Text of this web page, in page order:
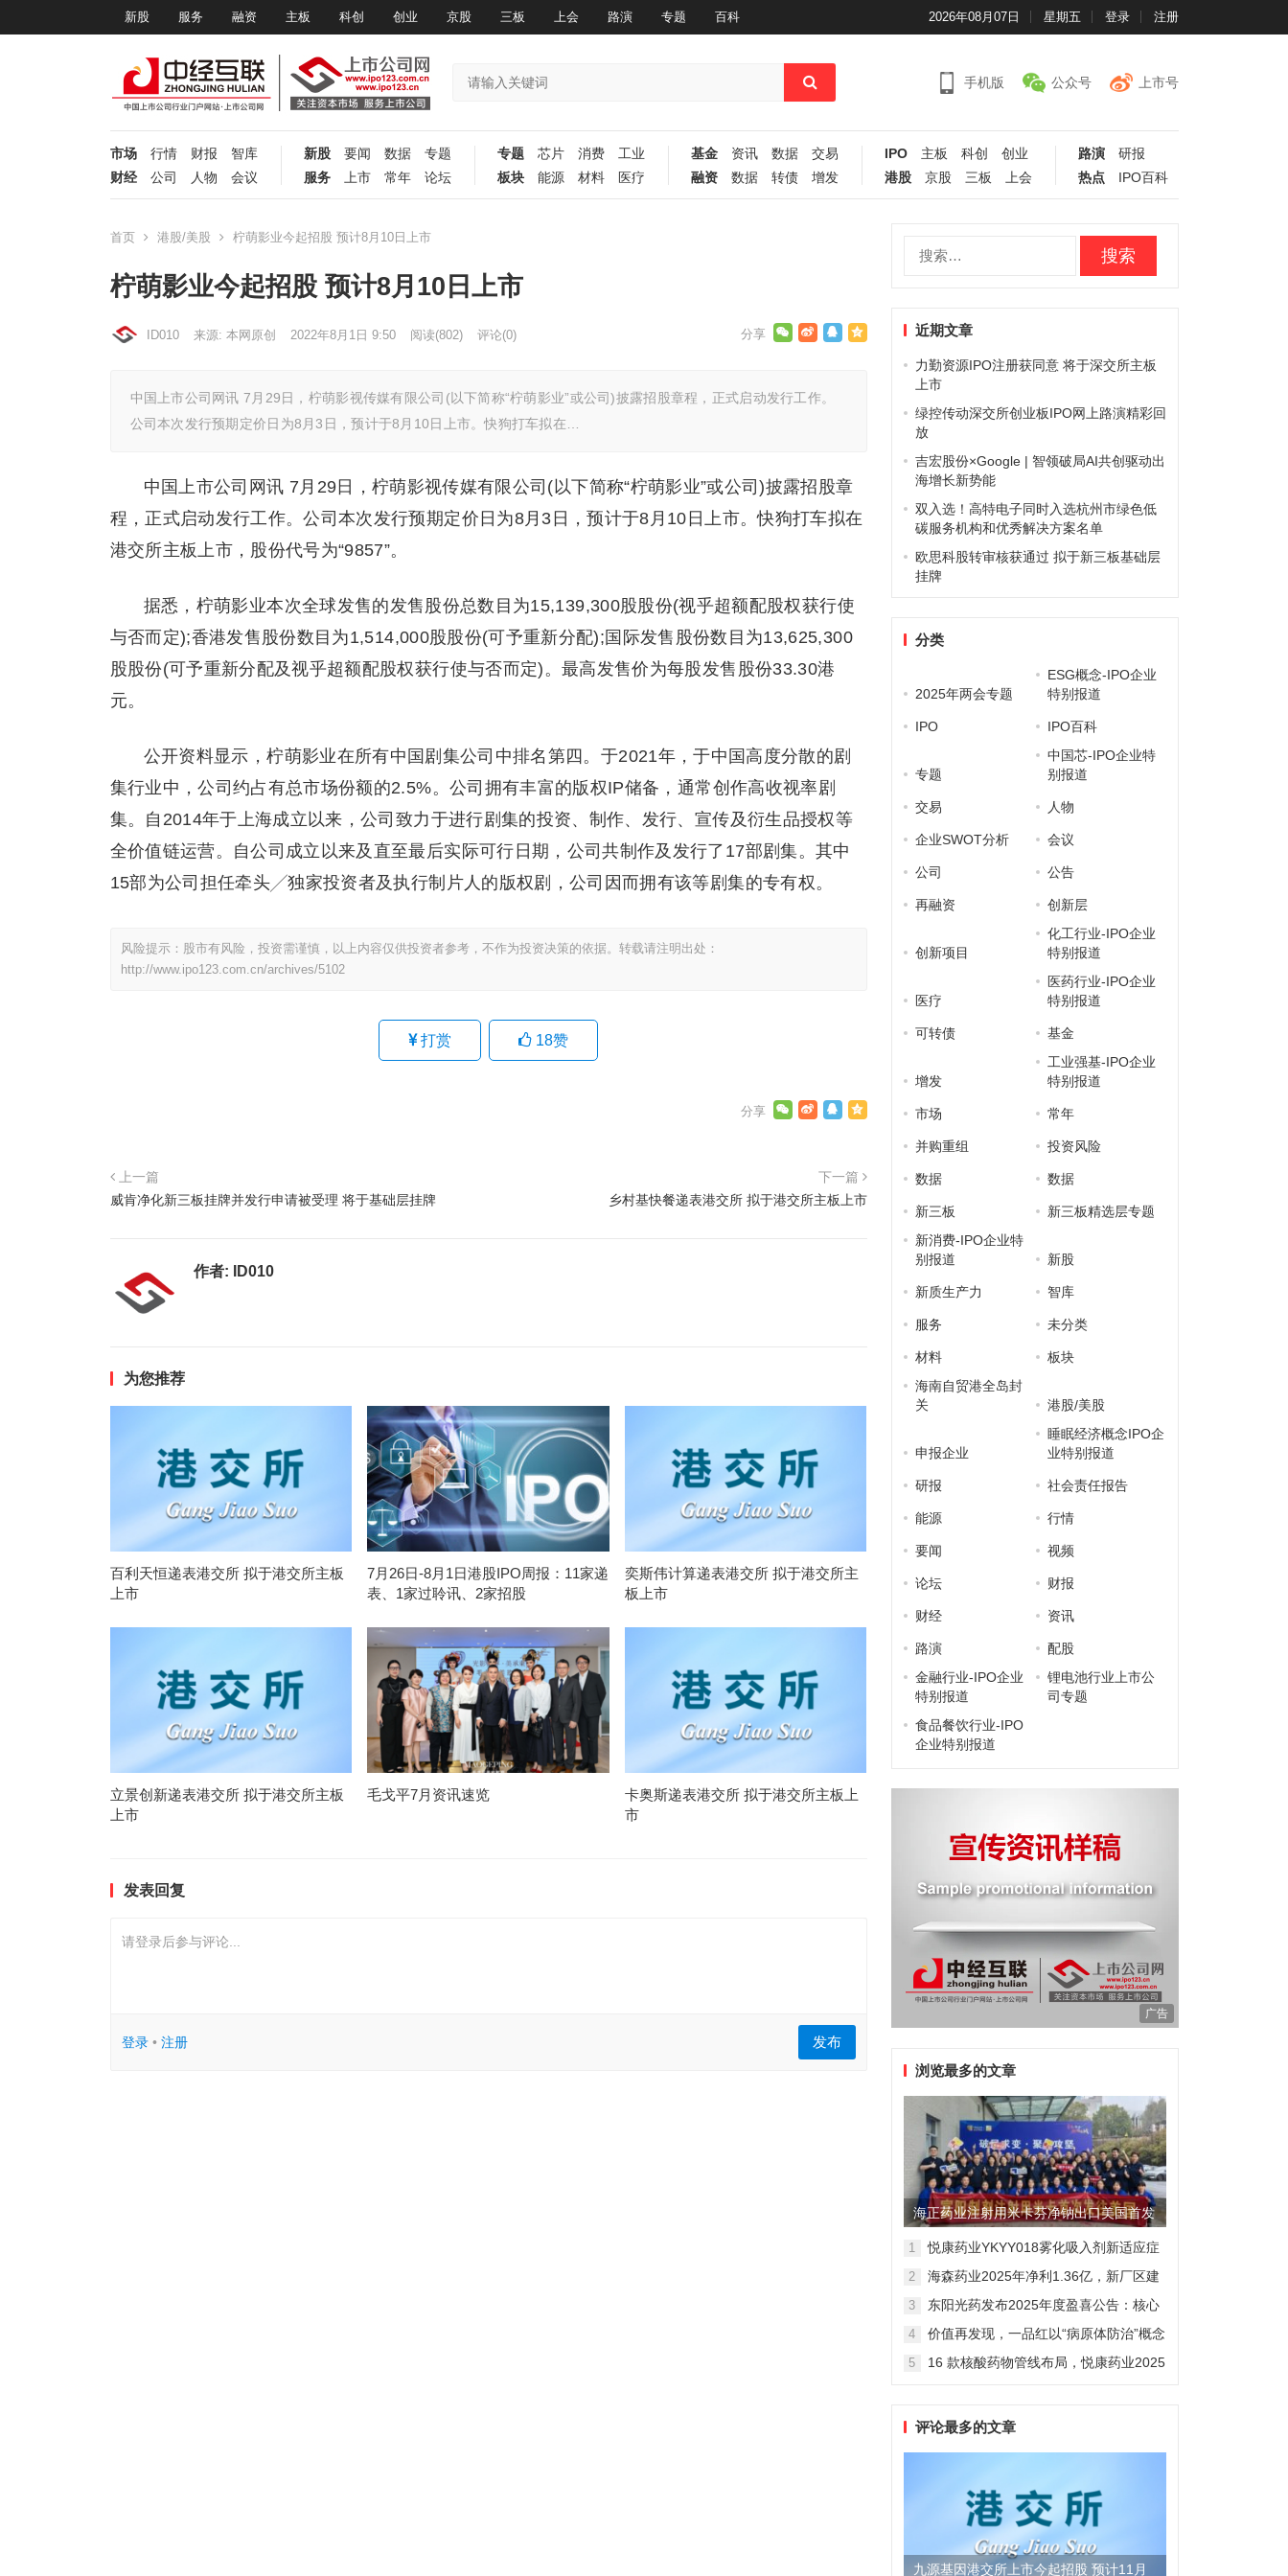
新股 服务 融资 主板 科创 创业 京股 三板 上会 路演 专题 百科 2026年08月07日 星期五 登录 注册
手机版 公众号 上市号
市场 行情 财报
智库
财经
公司 人物 会议
新股 要闻 数据
专题
服务
上市 常年 论坛
专题 芯片 消费
工业
板块
能源 材料 医疗
基金 资讯 数据
交易
融资
数据 转债 增发
IPO 主板 科创
创业
港股
京股 三板 上会
路演
研报
热点
IPO百科
首页 港股/美股 柠萌影业今起招股 预计8月10日上市
柠萌影业今起招股 预计8月10日上市
ID010 来源: 本网原创 2022年8月1日 9:50 阅读(802) 评论(0)
中国上市公司网讯 7月29日，柠萌影视传媒有限公司(以下简称“柠萌影业”或公司)披露招股章程，正式启动发行工作。
公司本次发行预期定价日为8月3日，预计于8月10日上市。快狗打车拟在…
中国上市公司网讯 7月29日，柠萌影视传媒有限公司(以下简称“柠萌影业”或公司)披露招股章
程，正式启动发行工作。公司本次发行预期定价日为8月3日，预计于8月10日上市。快狗打车拟在
港交所主板上市，股份代号为“9857”。
据悉，柠萌影业本次全球发售的发售股份总数目为15,139,300股股份(视乎超额配股权获行使
与否而定);香港发售股份数目为1,514,000股股份(可予重新分配);国际发售股份数目为13,625,300
股股份(可予重新分配及视乎超额配股权获行使与否而定)。最高发售价为每股发售股份33.30港
元。
公开资料显示，柠萌影业在所有中国剧集公司中排名第四。于2021年，于中国高度分散的剧
集行业中，公司约占有总市场份额的2.5%。公司拥有丰富的版权IP储备，通常创作高收视率剧
集。自2014年于上海成立以来，公司致力于进行剧集的投资、制作、发行、宣传及衍生品授权等
全价值链运营。自公司成立以来及直至最后实际可行日期，公司共制作及发行了17部剧集。其中
15部为公司担任牵头╱独家投资者及执行制片人的版权剧，公司因而拥有该等剧集的专有权。
风险提示：股市有风险，投资需谨慎，以上内容仅供投资者参考，不作为投资决策的依据。转载请注明出处：
http://www.ipo123.com.cn/archives/5102
打赏 18赞
上一篇
威肯净化新三板挂牌并发行申请被受理 将于基础层挂牌
下一篇
乡村基快餐递表港交所 拟于港交所主板上市
作者: ID010
为您推荐
百利天恒递表港交所 拟于港交所主板
上市
7月26日-8月1日港股IPO周报：11家递
表、1家过聆讯、2家招股
奕斯伟计算递表港交所 拟于港交所主
板上市
立景创新递表港交所 拟于港交所主板
上市
毛戈平7月资讯速览
卡奥斯递表港交所 拟于港交所主板上
市
发表回复
请登录后参与评论...
登录• 注册 发布
近期文章
力勤资源IPO注册获同意 将于深交所主板
上市
绿控传动深交所创业板IPO网上路演精彩回
放
吉宏股份×Google | 智领破局AI共创驱动出
海增长新势能
双入选！高特电子同时入选杭州市绿色低
碳服务机构和优秀解决方案名单
欧思科股转审核获通过 拟于新三板基础层
挂牌
分类
2025年两会专题
ESG概念-IPO企业
特别报道
IPO IPO百科
专题
中国芯-IPO企业特
别报道
交易 人物
企业SWOT分析 会议
公司 公告
再融资 创新层
创新项目
化工行业-IPO企业
特别报道
医疗
医药行业-IPO企业
特别报道
可转债 基金
增发
工业强基-IPO企业
特别报道
市场 常年
并购重组 投资风险
数据 数据
新三板
新三板精选层专题
新消费-IPO企业特
别报道
新股
新质生产力 智库
服务 未分类
材料
板块
海南自贸港全岛封
关
港股/美股
申报企业
睡眠经济概念IPO企
业特别报道
研报 社会责任报告
能源 行情
要闻 视频
论坛 财报
财经 资讯
路演
配股
金融行业-IPO企业
特别报道
锂电池行业上市公
司专题
食品餐饮行业-IPO
企业特别报道
广告
浏览最多的文章
海正药业注射用米卡芬净钠出口美国首发
制剂全球化迈出关键一步
1
悦康药业YKYY018雾化吸入剂新适应症
感染防治
2
海森药业2025年净利1.36亿，新厂区建
3
东阳光药发布2025年度盈喜公告：核心
维度
4
价值再发现，一品红以“病原体防治”概念
5
16 款核酸药物管线布局，悦康药业2025
评论最多的文章
九源基因港交所上市今起招股 预计11月